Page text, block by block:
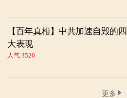
【百年真相】中共加速自毁的四
大表现
人气 3520
更多